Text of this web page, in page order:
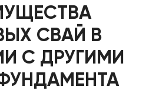
СВАЙ В
С ДРУГИМИ